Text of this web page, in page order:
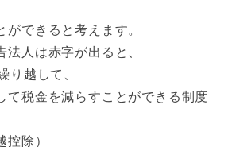
ができると考えます。
法人は赤字が出ると、
り越して、
て税金を減らすことができる制度
控除）